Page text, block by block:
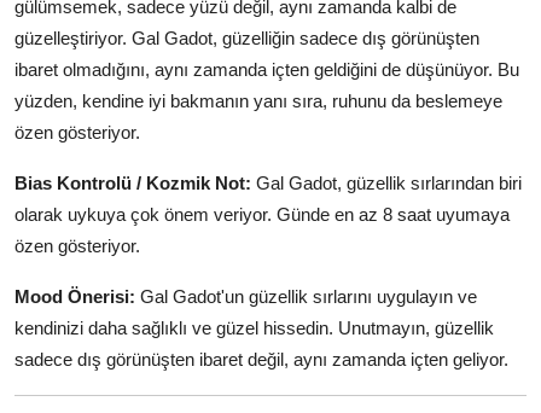
gülümsemek, sadece yüzü değil, aynı zamanda kalbi de
güzelleştiriyor. Gal Gadot, güzelliğin sadece dış görünüşten
ibaret olmadığını, aynı zamanda içten geldiğini de düşünüyor. Bu
yüzden, kendine iyi bakmanın yanı sıra, ruhunu da beslemeye
özen gösteriyor.
Bias Kontrolü / Kozmik Not: Gal Gadot, güzellik sırlarından biri
olarak uykuya çok önem veriyor. Günde en az 8 saat uyumaya
özen gösteriyor.
Mood Önerisi: Gal Gadot'un güzellik sırlarını uygulayın ve
kendinizi daha sağlıklı ve güzel hissedin. Unutmayın, güzellik
sadece dış görünüşten ibaret değil, aynı zamanda içten geliyor.